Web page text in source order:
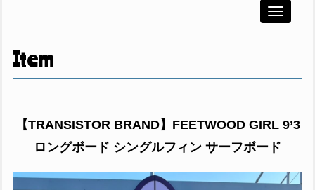
Toggle
Item
【TRANSISTOR BRAND】FEETWOOD GIRL 9’3
ロングボード シングルフィン サーフボード